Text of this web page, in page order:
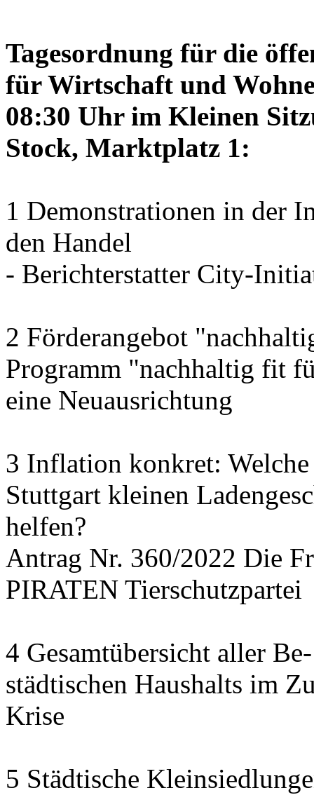
Tagesordnung für die
für Wirtschaft und
08:30 Uhr im Kleinen
Stock, Marktplatz 1:
1 Demonstrationen in der
den Handel
- Berichterstatter City-
2 Förderangebot
Programm "nachhaltig fit
eine Neuausrichtung
3 Inflation konkret:
Stuttgart kleinen
helfen?
Antrag Nr. 360/2022 Die
PIRATEN Tierschutzpartei
4 Gesamtübersicht aller
städtischen Haushalts im
Krise
5 Städtische